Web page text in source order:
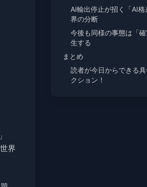
界
AI輸出停止が招く「AI
界の分断
今後も同様の事態は「
生する
まとめ
読者が今日からできる
クション！